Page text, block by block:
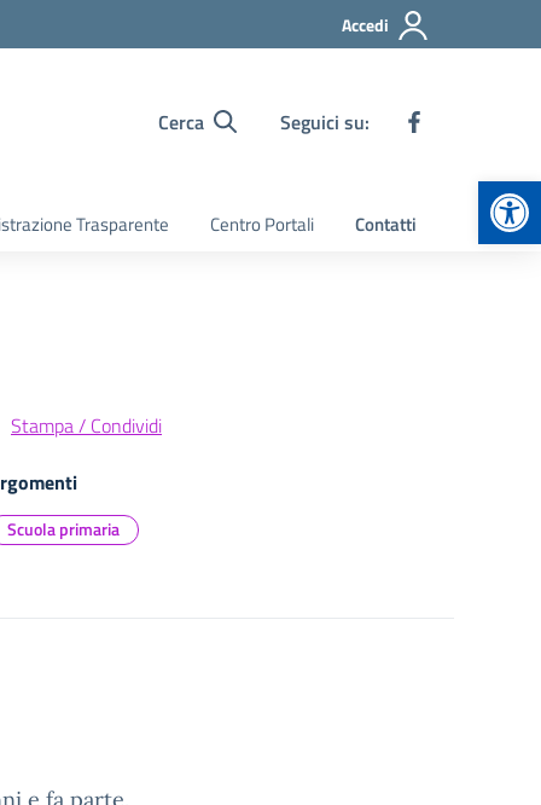
Accedi
Cerca Seguici su:
Trasparente Centro Portali Contatti
Stampa / Condividi
Scuola primaria